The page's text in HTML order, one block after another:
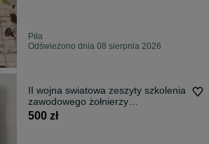
Piła
Odświeżono dnia 08 sierpnia 2026
II wojna swiatowa zeszyty szkolenia
zawodowego żołnierzy
Wehrmachtu z okresu III Rzeszy
500 zł